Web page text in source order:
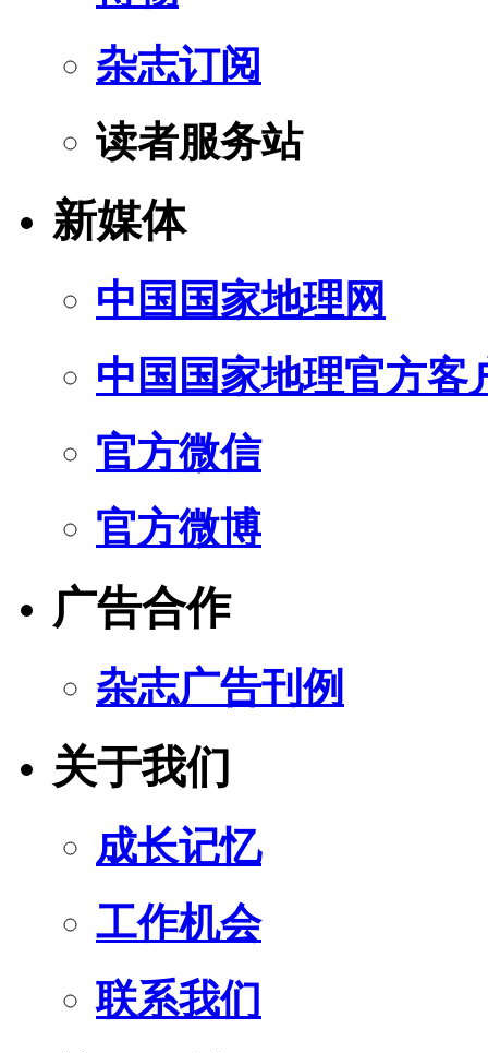
杂志订阅
读者服务站
新媒体
中国国家地理网
中国国家地理官方客
官方微信
官方微博
广告合作
杂志广告刊例
关于我们
成长记忆
工作机会
联系我们